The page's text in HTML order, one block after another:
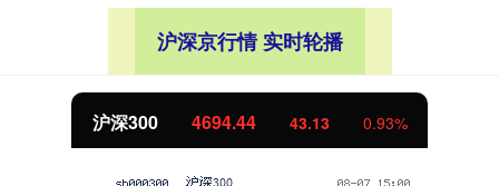
沪深京行情 实时轮播
北证50 1134.24 11.37